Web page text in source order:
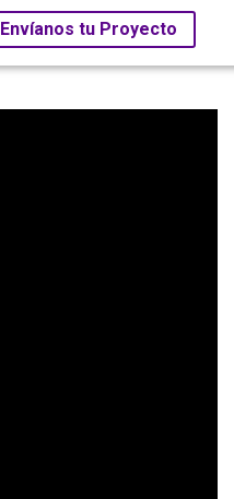
Envíanos tu Proyecto